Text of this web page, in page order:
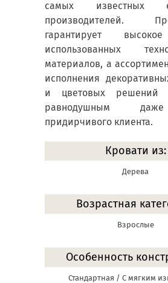
самых известных
производителей.
гарантирует
использованных
материалов, а
исполнения
и цветовых решений
равнодушным
придирчивого клиента.
Кровати из:
Дерева
Возрастная
Взрослые
Особенность
Стандартная / С мягким